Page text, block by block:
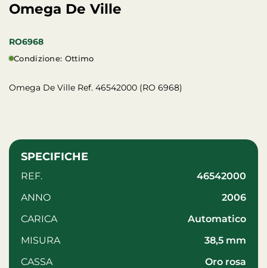
Omega De Ville
RO6968
Condizione: Ottimo
Omega De Ville Ref. 46542000 (RO 6968)
SPECIFICHE
REF.
46542000
ANNO
2006
CARICA
automatico
MISURA
38,5 mm
CASSA
oro rosa